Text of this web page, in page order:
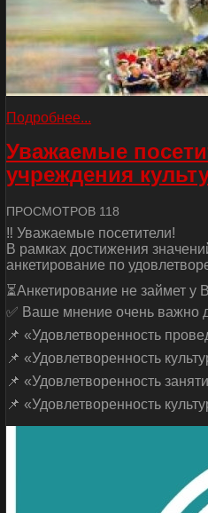
Подробнее...
Уважаемые
учреждения
ПРОСМОТРОВ 118
‼ Уважаемые посетители!
В рамках достижения
анкетирование по
⏳Анкетирование не займет у
✅ Ваше мнение очень важно
📌 «Удовлетворенность
📌 «Удовлетворенность
📌 «Удовлетворенность
📌 «Удовлетворенность